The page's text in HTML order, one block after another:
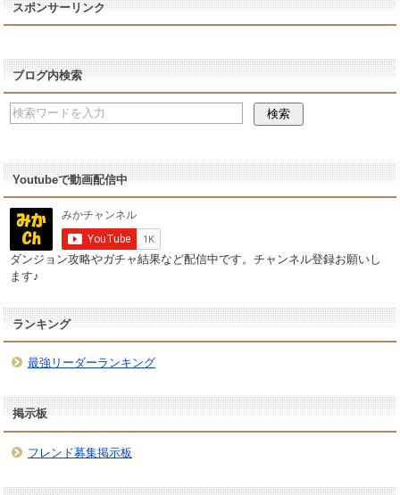
スポンサーリンク
ブログ内検索
Youtubeで動画配信中
ダンジョン攻略やガチャ結果など配信中です。チャンネル登録お願いし
ます♪
ランキング
最強リーダーランキング
掲示板
フレンド募集掲示板